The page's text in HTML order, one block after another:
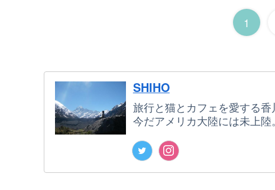
1
SHIHO
旅行と猫とカフェを愛する
今だアメリカ大陸には未上陸。